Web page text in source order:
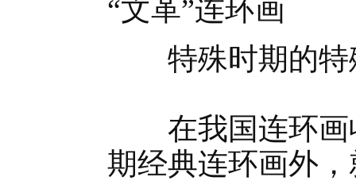
“文革”连环画
特殊时期的特
在我国连环画
期经典连环画外